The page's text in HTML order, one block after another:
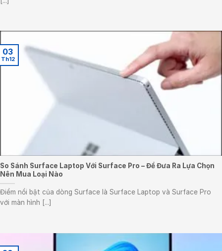
So Sánh Surface Laptop Với Surface Pro – Để Đưa Ra Lựa Chọn
Nên Mua Loại Nào
Điểm nổi bật của dòng Surface là Surface Laptop và Surface Pro
với màn hình [...]
03
Th12